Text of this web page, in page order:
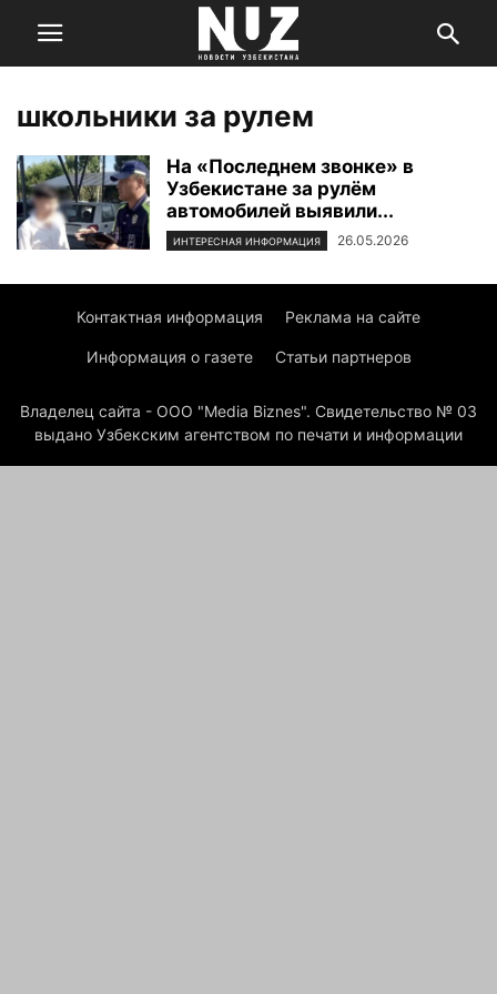
школьники за рулем
На «Последнем звонке» в
Узбекистане за рулём
автомобилей выявили...
ИНТЕРЕСНАЯ ИНФОРМАЦИЯ 26.05.2026
Контактная информация Реклама на сайте
Информация о газете Статьи партнеров
Владелец сайта - ООО "Media Biznes". Свидетельство № 03
выдано Узбекским агентством по печати и информации